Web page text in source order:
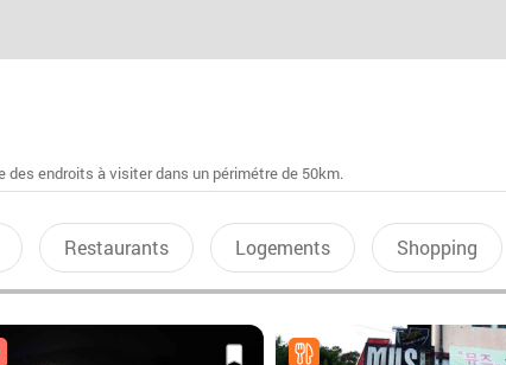
endroits à visiter dans un périmétre de 50km.
Restaurants Logements Shopping